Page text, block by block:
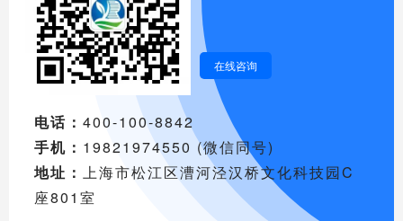
在线咨询
电话： 400-100-8842
手机： 19821974550 (微信同号)
地址： 上海市松江区漕河泾汉桥文化科技园C
座801室